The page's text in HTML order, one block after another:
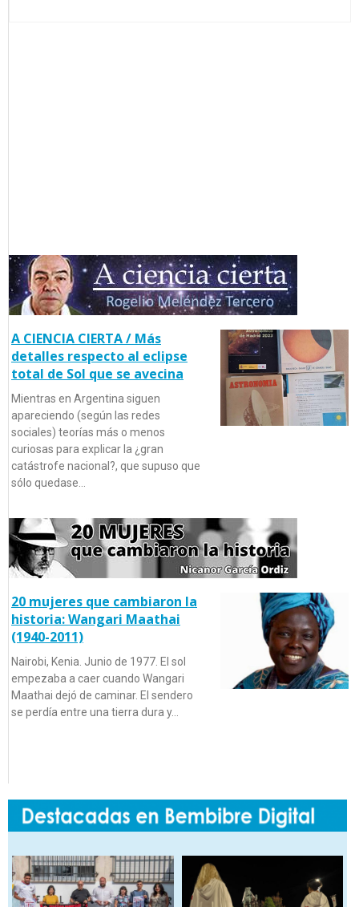
A CIENCIA CIERTA / Más
detalles respecto al eclipse
total de Sol que se avecina
Mientras en Argentina siguen
apareciendo (según las redes
sociales) teorías más o menos
curiosas para explicar la ¿gran
catástrofe nacional?, que supuso que
sólo quedase…
20 mujeres que cambiaron la
historia: Wangari Maathai
(1940-2011)
Nairobi, Kenia. Junio de 1977. El sol
empezaba a caer cuando Wangari
Maathai dejó de caminar. El sendero
se perdía entre una tierra dura y…